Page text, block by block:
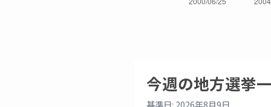
今週の地方選挙
基準日: 2026年8月9日